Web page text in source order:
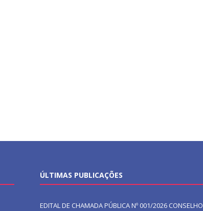
ÚLTIMAS PUBLICAÇÕES
EDITAL DE CHAMADA PÚBLICA Nº 001/2026 CONSELHO